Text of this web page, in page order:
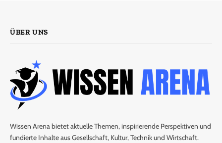
ÜBER UNS
Wissen Arena bietet aktuelle Themen, inspirierende Perspektiven und
fundierte Inhalte aus Gesellschaft, Kultur, Technik und Wirtschaft.